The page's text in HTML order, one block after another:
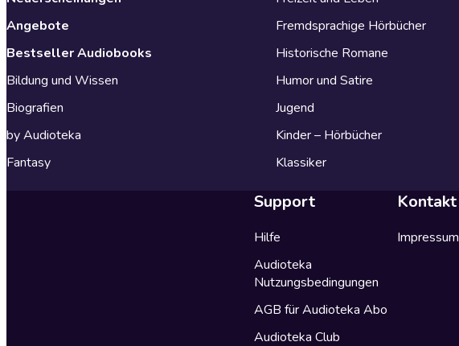
Angebote
Bestseller Audiobooks
Bildung und Wissen
Biografien
by Audioteka
Fantasy
Fremdsprachige Hörbücher
Historische Romane
Humor und Satire
Jugend
Kinder – Hörbücher
Klassiker
Support
Hilfe
Audioteka
Nutzungsbedingungen
AGB für Audioteka Abo
Audioteka Club
Kontakt
Impressum